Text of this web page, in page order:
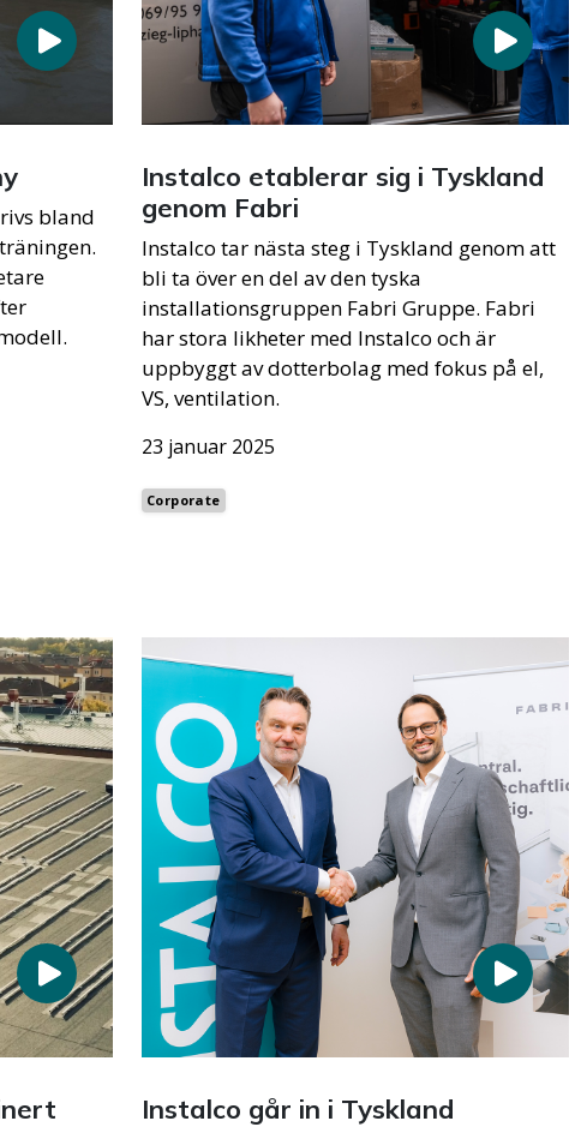
bland
Instalco etablerar sig i Tyskland
genom Fabri
Instalco tar nästa steg i Tyskland genom att
bli ta över en del av den tyska
installationsgruppen Fabri Gruppe. Fabri
har stora likheter med Instalco och är
uppbyggt av dotterbolag med fokus på el,
VS, ventilation.
23 januar 2025
Corporate
Instalco går in i Tyskland